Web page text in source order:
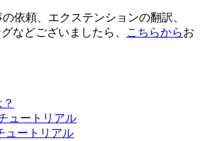
依頼、エクステンションの翻訳、
などございましたら、
こちらからお
ュートリアル
ュートリアル